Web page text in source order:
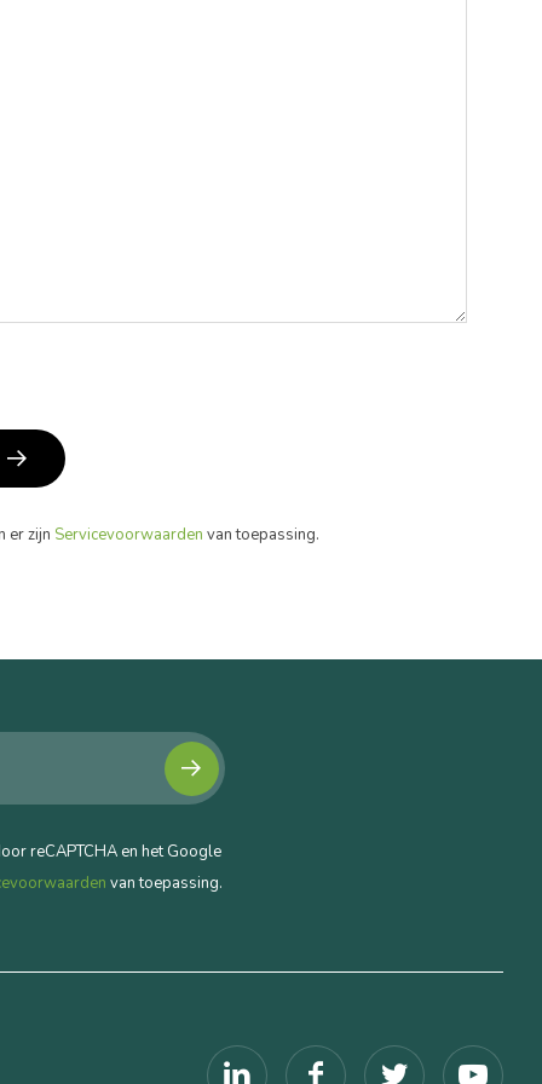
er zijn Servicevoorwaarden van toepassing.
reCAPTCHA en het Google
van toepassing.